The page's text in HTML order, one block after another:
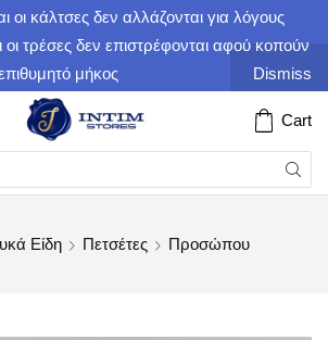
οι κάλτσες δεν αλλάζονται για λόγους
οι τρέσες δεν επιστρέφονται αφού κοπούν
μήκος
Dismiss
Cart
Είδη Πετσέτες Προσώπου